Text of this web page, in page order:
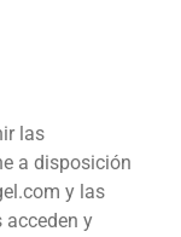
las
a disposición
y las
acceden y